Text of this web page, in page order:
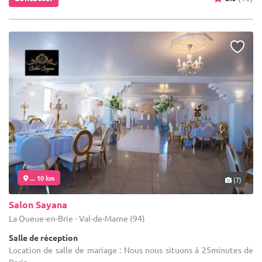
... 10 km (7)
Salon Sayana
La Queue-en-Brie - Val-de-Marne (94)
Salle de réception
Location de salle de mariage : Nous nous situons à 25minutes de